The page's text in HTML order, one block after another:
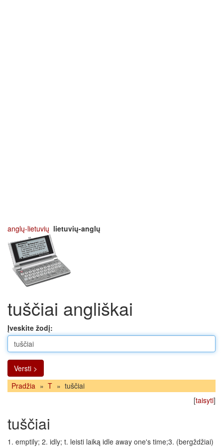
anglų-lietuvių lietuvių-anglų
tuščiai angliškai
Įveskite žodį:
Versti >
Pradžia » T » tuščiai
[taisyti]
tuščiai
1. emptily; 2. idly; t. leisti laiką idle away one's time;3. (bergždžiai)